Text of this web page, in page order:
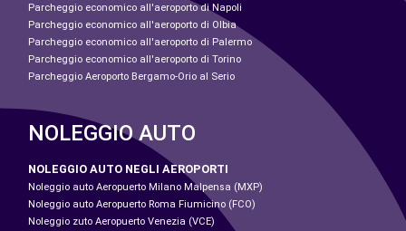
Parcheggio economico all'aeroporto di Napoli
Parcheggio economico all'aeroporto di Olbia
Parcheggio economico all'aeroporto di Palermo
Parcheggio economico all'aeroporto di Torino
Parcheggio Aeroporto Bergamo-Orio al Serio
NOLEGGIO AUTO
NOLEGGIO AUTO NEGLI AEROPORTI
Noleggio auto Aeropuerto Milano Malpensa (MXP)
Noleggio auto Aeropuerto Roma Fiumicino (FCO)
Noleggio zuto Aeropuerto Venezia (VCE)